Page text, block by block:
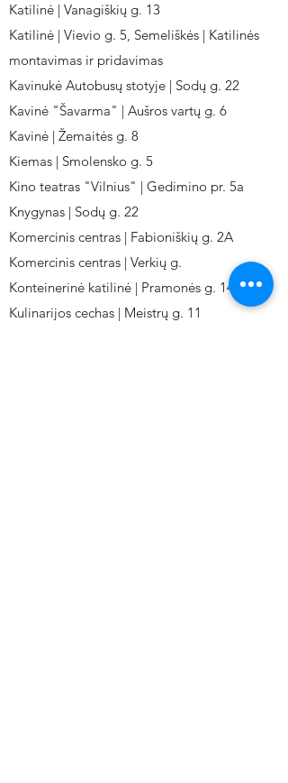
Katilinė | Vanagiškių g. 13
Katilinė | Vievio g. 5, Semeliškės | Katilinės
montavimas ir pridavimas
Kavinukė Autobusų stotyje | Sodų g. 22
Kavinė "Šavarma" | Aušros vartų g. 6
Kavinė | Žemaitės g. 8
Kiemas | Smolensko g. 5
Kino teatras "Vilnius" | Gedimino pr. 5a
Knygynas | Sodų g. 22
Komercinis centras | Fabioniškių g. 2A
Komercinis centras | Verkių g.
Konteinerinė katilinė | Pramonės g. 141
Kulinarijos cechas | Meistrų g. 11